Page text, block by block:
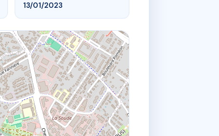
13/01/2023